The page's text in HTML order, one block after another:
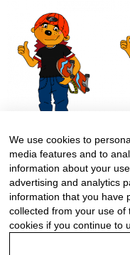
We use cookies to
media features and to
information about your
advertising and analytics
information that you have
collected from your use of
cookies if you continue to